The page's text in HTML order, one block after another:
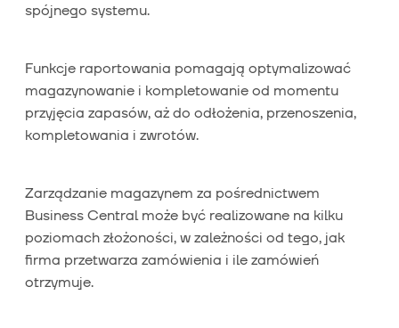
spójnego systemu.
Funkcje raportowania pomagają optymalizować
magazynowanie i kompletowanie od momentu
przyjęcia zapasów, aż do odłożenia, przenoszenia,
kompletowania i zwrotów.
Zarządzanie magazynem za pośrednictwem
Business Central może być realizowane na kilku
poziomach złożoności, w zależności od tego, jak
firma przetwarza zamówienia i ile zamówień
otrzymuje.